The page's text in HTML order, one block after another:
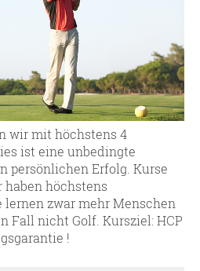
wir mit höchstens 4
ist eine unbedingte
persönlichen Erfolg. Kurse
haben höchstens
zwar mehr Menschen
Fall nicht Golf. Kursziel: HCP
!